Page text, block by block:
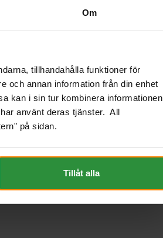
Om
tillhandahålla funktioner för
och annan information från din enhet
kan i sin tur kombinera informationen
använt deras tjänster. All
på sidan.
Tillåt alla